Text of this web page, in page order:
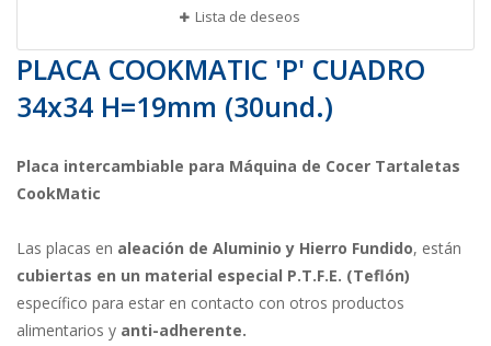
Lista de deseos
PLACA COOKMATIC 'P' CUADRO
34x34 H=19mm (30und.)
Placa intercambiable para Máquina de Cocer Tartaletas
CookMatic
Las placas en aleación de Aluminio y Hierro Fundido, están
cubiertas en un material especial P.T.F.E. (Teflón)
específico para estar en contacto con otros productos
alimentarios y anti-adherente.